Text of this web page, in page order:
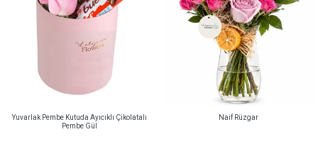
Yuvarlak Pembe Kutuda Ayıcıklı Çikolatalı
Pembe Gül
Naif Rüzgar